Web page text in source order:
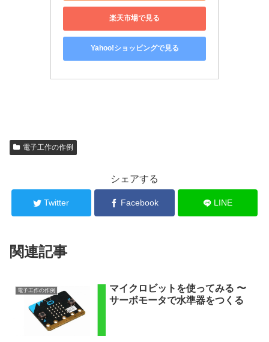
楽天市場で見る
Yahoo!ショッピングで見る
電子工作の作例
シェアする
Twitter Facebook LINE
関連記事
電子工作の作例
マイクロビットを使ってみる 〜
サーボモータで水準器をつくる